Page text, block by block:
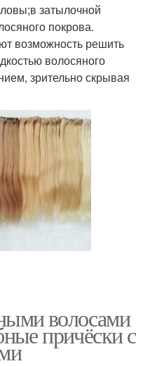
затылочной
покрова.
возможность решить
волосяного
зрительно скрывая
волосами
причёски с